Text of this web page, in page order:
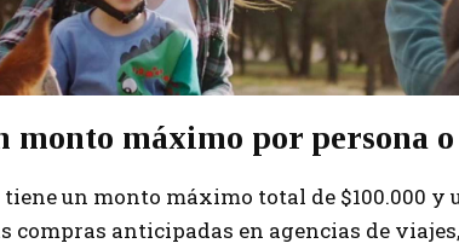
monto máximo por persona
tiene un monto máximo total de $100.000 y
compras anticipadas en agencias de